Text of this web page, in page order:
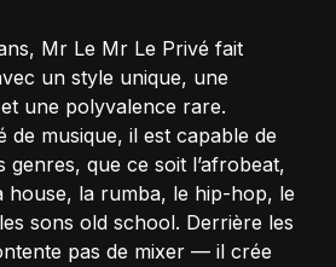
Mr Le Mr Le Privé fait
un style unique, une
une polyvalence rare.
de musique, il est capable de
genres, que ce soit l’afrobeat,
house, la rumba, le hip-hop, le
sons old school. Derrière les
pas de mixer — il crée